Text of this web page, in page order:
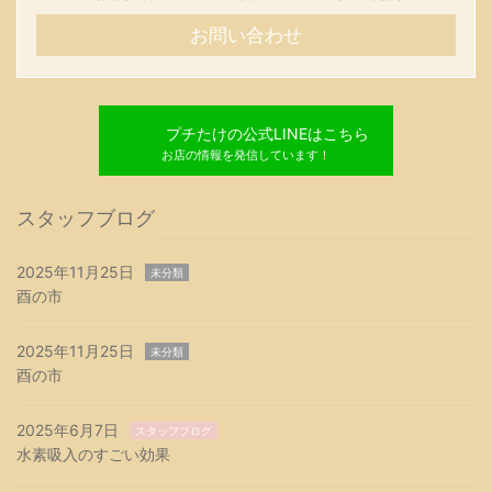
お問い合わせ
プチたけの公式LINEはこちら
お店の情報を発信しています！
スタッフブログ
2025年11月25日 未分類
酉の市
2025年11月25日 未分類
酉の市
2025年6月7日 スタッフブログ
水素吸入のすごい効果